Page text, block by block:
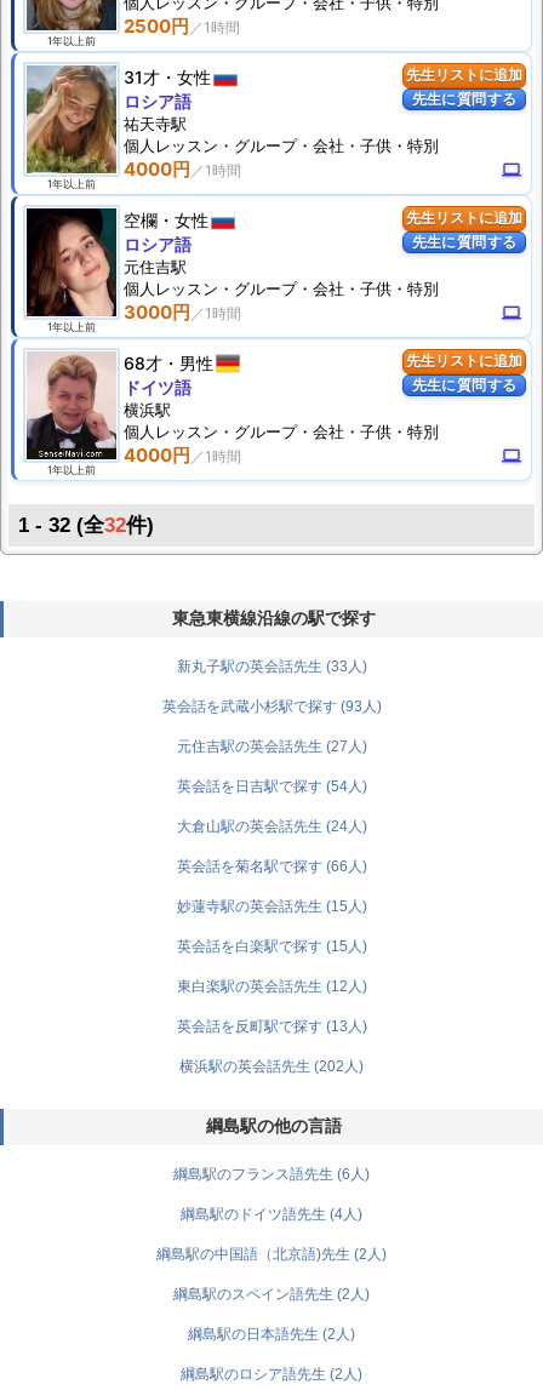
1年以上前
2500円
先生リストに追加
先生に質問する
1年以上前
31才 女性
4000円 computer
ロシア語
祐天寺駅
個人 レッスン ・グループ・会社・子供・特別
先生リストに追加
先生に質問する
1年以上前
空欄 女性
3000円 computer
ロシア語
元住吉駅
個人 レッスン ・グループ・会社・子供・特別
先生リストに追加
先生に質問する
1年以上前
68才 男性
4000円 computer
ドイツ語
横浜駅
個人 レッスン ・グループ・会社・子供・特別
1 - 32 (全32件)
東急東横線沿線の駅で探す
新丸子駅の英会話先生 (33人)
英会話を武蔵小杉駅で探す (93人)
元住吉駅の英会話先生 (27人)
英会話を日吉駅で探す (54人)
大倉山駅の英会話先生 (24人)
英会話を菊名駅で探す (66人)
妙蓮寺駅の英会話先生 (15人)
英会話を白楽駅で探す (15人)
東白楽駅の英会話先生 (12人)
英会話を反町駅で探す (13人)
横浜駅の英会話先生 (202人)
綱島駅の他の言語
綱島駅のフランス語先生 (6人)
綱島駅のドイツ語先生 (4人)
綱島駅の中国語（北京語)先生 (2人)
綱島駅のスペイン語先生 (2人)
綱島駅の日本語先生 (2人)
綱島駅のロシア語先生 (2人)